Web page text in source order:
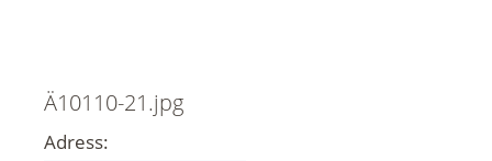
Ä10110-21.jpg
Adress: